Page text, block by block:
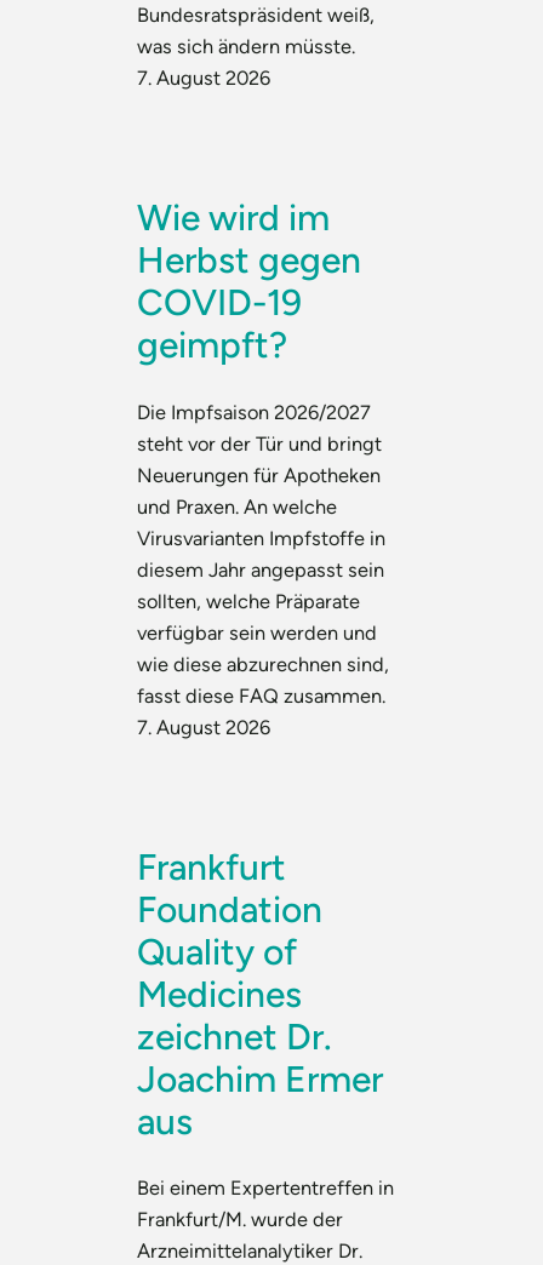
Bundesratspräsident weiß,
was sich ändern müsste.
7. August 2026
Wie wird im
Herbst gegen
COVID-19
geimpft?
Die Impfsaison 2026/2027
steht vor der Tür und bringt
Neuerungen für Apotheken
und Praxen. An welche
Virusvarianten Impfstoffe in
diesem Jahr angepasst sein
sollten, welche Präparate
verfügbar sein werden und
wie diese abzurechnen sind,
fasst diese FAQ zusammen.
7. August 2026
Frankfurt
Foundation
Quality of
Medicines
zeichnet Dr.
Joachim Ermer
aus
Bei einem Expertentreffen in
Frankfurt/M. wurde der
Arzneimittelanalytiker Dr.